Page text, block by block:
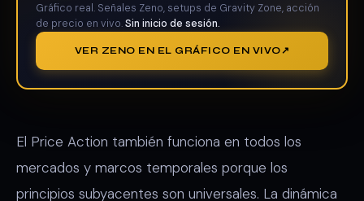
Gráfico real. Señales Zeno, setups de Gravity Zone, acción
de precio en vivo.Sin inicio de sesión.
VER ZENO EN EL GRÁFICO EN VIVO
El Price Action también funciona en todos los
mercados y marcos temporales porque los
principios subyacentes son universales. La dinámica